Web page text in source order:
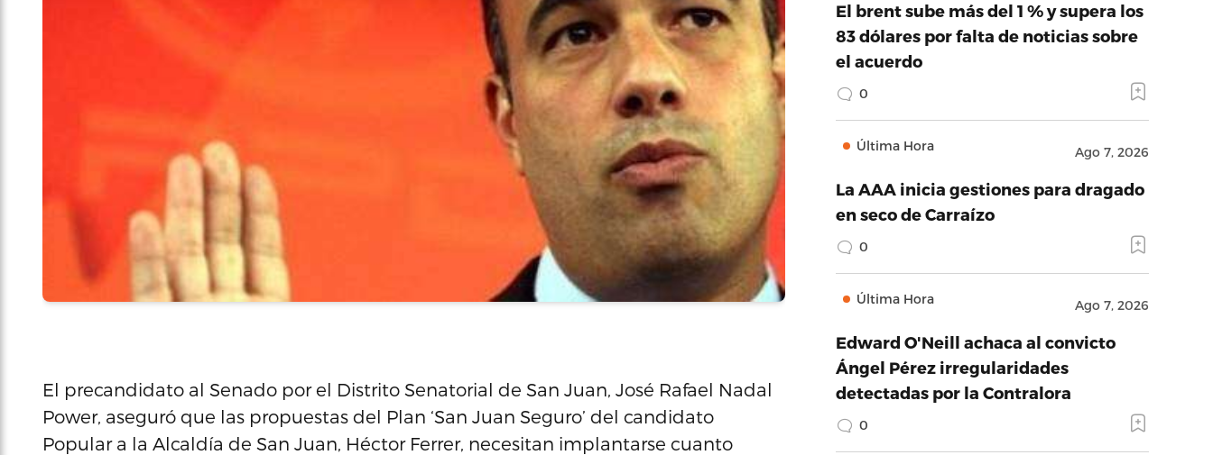
El precandidato al Senado por el Distrito Senatorial de San Juan, José Rafael Nadal
Power, aseguró que las propuestas del Plan ‘San Juan Seguro’ del candidato
Popular a la Alcaldía de San Juan, Héctor Ferrer, necesitan implantarse cuanto
El brent sube más del 1 % y supera los
83 dólares por falta de noticias sobre
el acuerdo
0
Última Hora Ago 7, 2026
La AAA inicia gestiones para dragado
en seco de Carraízo
0
Última Hora Ago 7, 2026
Edward O'Neill achaca al convicto
Ángel Pérez irregularidades
detectadas por la Contralora
0